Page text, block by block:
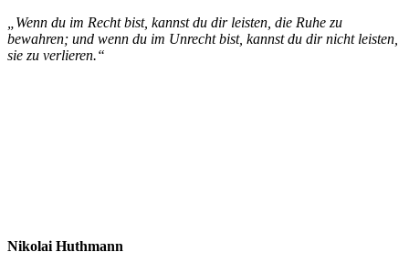
„Wenn du im Recht bist, kannst du dir leisten, die Ruhe zu
bewahren; und wenn du im Unrecht bist, kannst du dir nicht leisten,
sie zu verlieren.“
Nikolai Huthmann